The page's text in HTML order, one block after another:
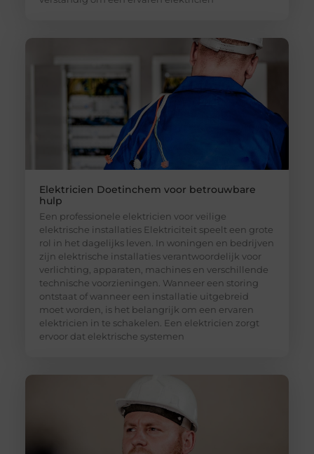
Elektricien Doetinchem voor betrouwbare
hulp
Een professionele elektricien voor veilige
elektrische installaties Elektriciteit speelt een grote
rol in het dagelijks leven. In woningen en bedrijven
zijn elektrische installaties verantwoordelijk voor
verlichting, apparaten, machines en verschillende
technische voorzieningen. Wanneer een storing
ontstaat of wanneer een installatie uitgebreid
moet worden, is het belangrijk om een ervaren
elektricien in te schakelen. Een elektricien zorgt
ervoor dat elektrische systemen